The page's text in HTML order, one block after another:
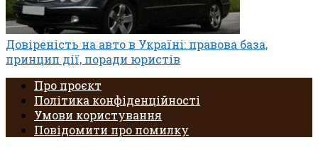
Довіреність на авто в Україні: правова база,
принцип дії, поради юристів
Про проєкт
Політика конфіденційності
Умови користування
Повідомити про помилку